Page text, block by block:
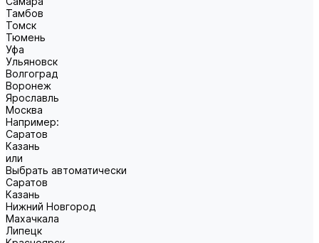
Тамбов
Томск
Тюмень
Уфа
Ульяновск
Волгоград
Воронеж
Ярославль
Москва
Например:
Саратов
Казань
или
Выбрать автоматически
Саратов
Казань
Нижний Новгород
Махачкала
Липецк